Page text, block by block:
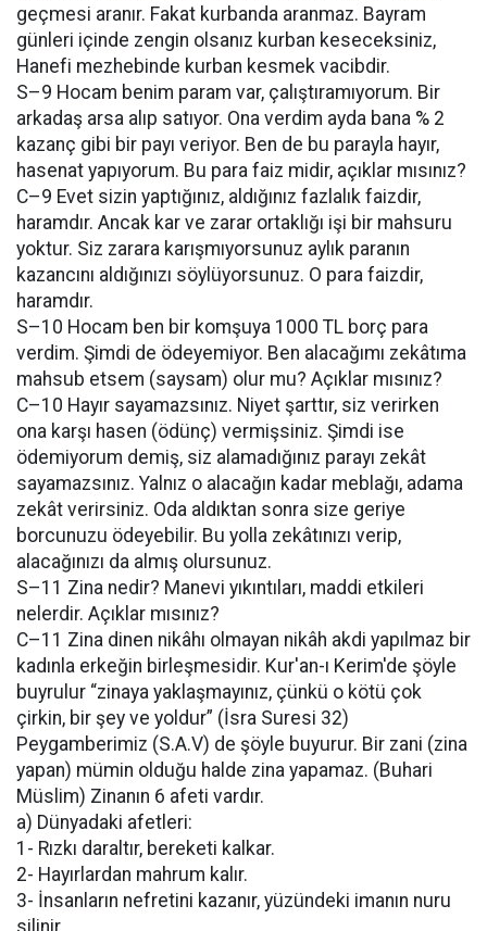
geçmesi aranır. Fakat kurbanda aranmaz. Bayram
günleri içinde zengin olsanız kurban keseceksiniz,
Hanefi mezhebinde kurban kesmek vacibdir.
S–9 Hocam benim param var, çalıştıramıyorum. Bir
arkadaş arsa alıp satıyor. Ona verdim ayda bana % 2
kazanç gibi bir payı veriyor. Ben de bu parayla hayır,
hasenat yapıyorum. Bu para faiz midir, açıklar mısınız?
C–9 Evet sizin yaptığınız, aldığınız fazlalık faizdir,
haramdır. Ancak kar ve zarar ortaklığı işi bir mahsuru
yoktur. Siz zarara karışmıyorsunuz aylık paranın
kazancını aldığınızı söylüyorsunuz. O para faizdir,
haramdır.
S–10 Hocam ben bir komşuya 1000 TL borç para
verdim. Şimdi de ödeyemiyor. Ben alacağımı zekâtıma
mahsub etsem (saysam) olur mu? Açıklar mısınız?
C–10 Hayır sayamazsınız. Niyet şarttır, siz verirken
ona karşı hasen (ödünç) vermişsiniz. Şimdi ise
ödemiyorum demiş, siz alamadığınız parayı zekât
sayamazsınız. Yalnız o alacağın kadar meblağı, adama
zekât verirsiniz. Oda aldıktan sonra size geriye
borcunuzu ödeyebilir. Bu yolla zekâtınızı verip,
alacağınızı da almış olursunuz.
S–11 Zina nedir? Manevi yıkıntıları, maddi etkileri
nelerdir. Açıklar mısınız?
C–11 Zina dinen nikâhı olmayan nikâh akdi yapılmaz bir
kadınla erkeğin birleşmesidir. Kur'an-ı Kerim'de şöyle
buyrulur “zinaya yaklaşmayınız, çünkü o kötü çok
çirkin, bir şey ve yoldur” (İsra Suresi 32)
Peygamberimiz (S.A.V) de şöyle buyurur. Bir zani (zina
yapan) mümin olduğu halde zina yapamaz. (Buhari
Müslim) Zinanın 6 afeti vardır.
a) Dünyadaki afetleri:
1- Rızkı daraltır, bereketi kalkar.
2- Hayırlardan mahrum kalır.
3- İnsanların nefretini kazanır, yüzündeki imanın nuru
silinir.